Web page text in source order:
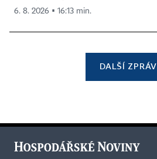
6. 8. 2026 ▪ 16:13 min.
DALŠÍ